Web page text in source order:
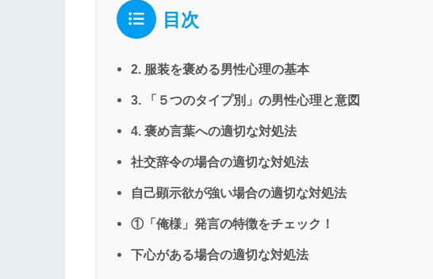
目次
2. 服装を褒める男性心理の基本
3. 「５つのタイプ別」の男性心理と意図
4. 褒め言葉への適切な対処法
社交辞令の場合の適切な対処法
自己顕示欲が強い場合の適切な対処法
①「俺様」発言の特徴をチェック！
下心がある場合の適切な対処法